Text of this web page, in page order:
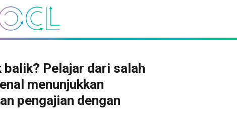
Pelajar dari salah
menunjukkan
pengajian dengan